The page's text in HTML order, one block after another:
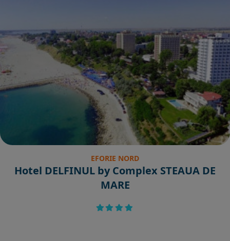
EFORIE NORD
Hotel DELFINUL by Complex STEAUA DE
MARE